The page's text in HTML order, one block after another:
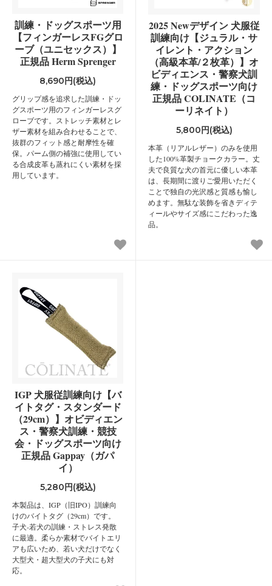
訓練・ドッグスポーツ用
【フィンガーレスFGグロ
ーブ（ユニセックス）】
正規品 Herm Sprenger
8,690円(税込)
グリップ感を追求した訓練・ドッ
グスポーツ用のフィンガーレスグ
ローブです。ストレッチ素材とレ
ザー素材を組み合わせることで、
抜群のフィット感と耐摩性を確
保。パーム側の補強に使用してい
る合成皮革も蒸れにくい素材を採
用しています。
2025 Newデザイン 犬服従
訓練向け【ジュラル・サ
イレント・アクション
（高級本革/２枚革）】オ
ビディエンス・警察犬訓
練・ドッグスポーツ向け
正規品 COLINATE（コ
ーリネイト）
5,800円(税込)
本革（リアルレザー）のみを使用
した100%革製チョークカラー。丈
夫で良質な犬の首元に優しい本革
は、長期間に渡りご愛用いただく
ことで独自の光沢感と質感も愉し
めます。無駄な装飾を省きディテ
ィールやサイズ感にこだわった逸
品。
IGP 犬服従訓練向け【バ
イトタグ・スタンダード
（29cm）】オビディエン
ス・警察犬訓練・競技
会・ドッグスポーツ向け
正規品 Gappay（ガパ
イ）
5,280円(税込)
本製品は、IGP（旧IPO）訓練向
けのバイトタグ（29cm）です。
子犬-若犬の訓練・ストレス発散
に最適。柔らか素材でバイトエリ
アも広いため、若い犬だけでなく
大型犬・超大型犬の子犬にも対
応。